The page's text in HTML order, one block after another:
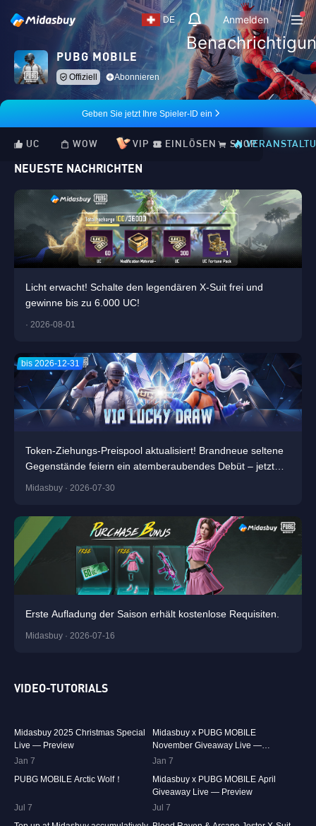
DE Anmelden
PUBG MOBILE
Offiziell Abonnieren
Geben Sie jetzt Ihre Spieler-ID ein
UC WOW VIP EINLÖSEN SHOP
NEUESTE NACHRICHTEN
Licht erwacht! Schalte den legendären X-Suit frei und
gewinne bis zu 6.000 UC!
· 2026-08-01
bis 2026-12-31
Token-Ziehungs-Preispool aktualisiert! Brandneue seltene
Gegenstände feiern ein atemberaubendes Debüt – jetzt
Midasbuy · 2026-07-30
Erste Aufladung der Saison erhält kostenlose Requisiten.
Midasbuy · 2026-07-16
VIDEO-TUTORIALS
Midasbuy 2025 Christmas Special
Live — Preview
Jan 7
Midasbuy x PUBG MOBILE
November Giveaway Live —
Preview Now!
Jan 7
74.8K
PUBG MOBILE Arctic Wolf！
Jul 7
42.2K
Midasbuy x PUBG MOBILE April
Giveaway Live — Preview
Jul 7
36.9K 24.1K